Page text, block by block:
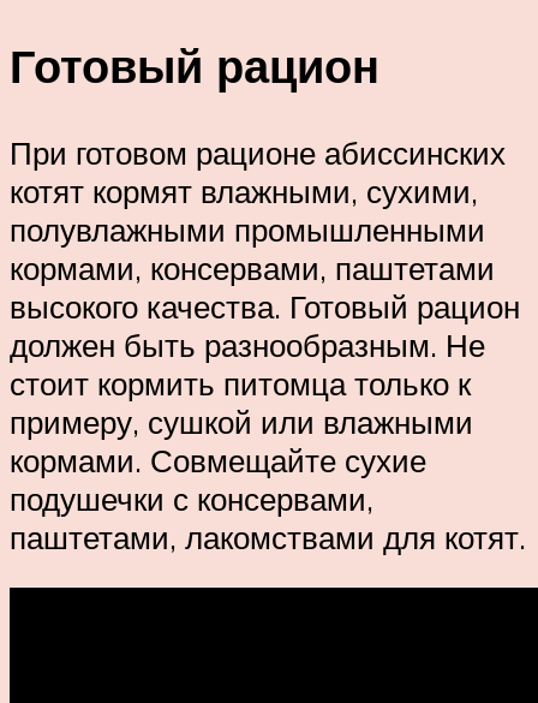
Готовый рацион
При готовом рационе абиссинских
котят кормят влажными, сухими,
полувлажными промышленными
кормами, консервами, паштетами
высокого качества. Готовый рацион
должен быть разнообразным. Не
стоит кормить питомца только к
примеру, сушкой или влажными
кормами. Совмещайте сухие
подушечки с консервами,
паштетами, лакомствами для котят.